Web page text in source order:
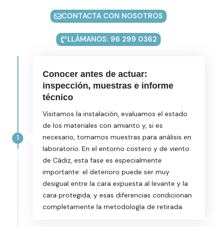
CONTACTA CON NOSOTROS
LLÁMANOS: 96 299 0362
Conocer antes de actuar:
inspección, muestras e informe
técnico
Visitamos la instalación, evaluamos el estado
de los materiales con amianto y, si es
necesario, tomamos muestras para análisis en
laboratorio. En el entorno costero y de viento
de Cádiz, esta fase es especialmente
importante: el deterioro puede ser muy
desigual entre la cara expuesta al levante y la
cara protegida, y esas diferencias condicionan
completamente la metodología de retirada.
1